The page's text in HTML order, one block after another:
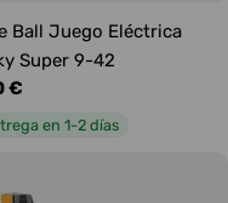
Ball Juego Eléctrica
Super 9-42
€
en 1-2 días